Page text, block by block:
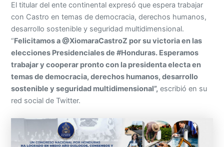
El titular del ente continental expresó que espera trabajar
con Castro en temas de democracia, derechos humanos,
desarrollo sostenible y seguridad multidimensional.
“Felicitamos a @XiomaraCastroZ por su victoria en las
elecciones Presidenciales de #Honduras. Esperamos
trabajar y cooperar pronto con la presidenta electa en
temas de democracia, derechos humanos, desarrollo
sostenible y seguridad multidimensional”, escribió en su
red social de Twitter.